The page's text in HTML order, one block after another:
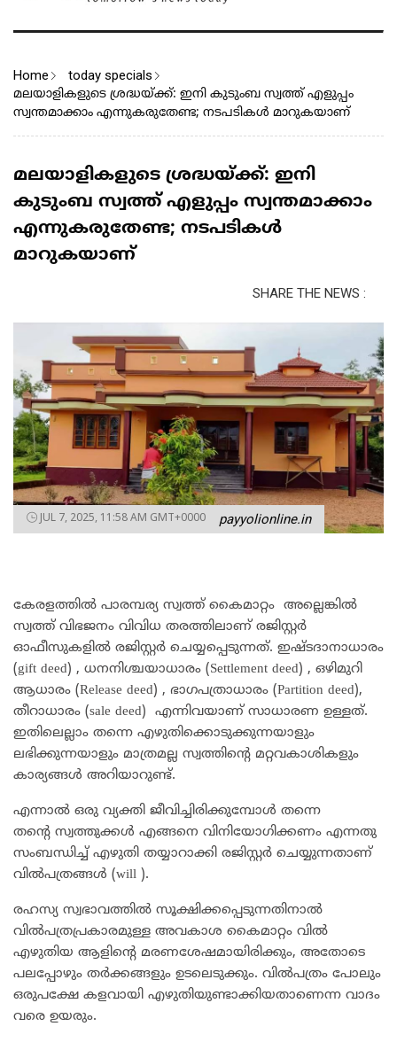
Home today specials
മലയാളികളുടെ ശ്രദ്ധയ്ക്ക്: ഇനി കുടുംബ സ്വത്ത് എളുപ്പം
സ്വന്തമാക്കാം എന്നുകരുതേണ്ട; നടപടികൾ മാറുകയാണ്
മലയാളികളുടെ ശ്രദ്ധയ്ക്ക്: ഇനി
കുടുംബ സ്വത്ത് എളുപ്പം സ്വന്തമാക്കാം
എന്നുകരുതേണ്ട; നടപടികൾ
മാറുകയാണ്
SHARE THE NEWS :
JUL 7, 2025, 11:58 AM GMT+0000 payyolionline.in
കേരളത്തിൽ പാരമ്പര്യ സ്വത്ത് കൈമാറ്റം അല്ലെങ്കിൽ
സ്വത്ത് വിഭജനം വിവിധ തരത്തിലാണ് രജിസ്റ്റർ
ഓഫീസുകളിൽ രജിസ്റ്റർ ചെയ്യപ്പെടുന്നത്. ഇഷ്ടദാനാധാരം
(gift deed) , ധനനിശ്ചയാധാരം (Settlement deed) , ഒഴിമുറി
ആധാരം (Release deed) , ഭാഗപത്രാധാരം (Partition deed),
തീറാധാരം (sale deed) എന്നിവയാണ് സാധാരണ ഉള്ളത്.
ഇതിലെല്ലാം തന്നെ എഴുതിക്കൊടുക്കുന്നയാളും
ലഭിക്കുന്നയാളും മാത്രമല്ല സ്വത്തിൻ്റെ മറ്റവകാശികളും
കാര്യങ്ങൾ അറിയാറുണ്ട്.
എന്നാൽ ഒരു വ്യക്തി ജീവിച്ചിരിക്കുമ്പോൾ തന്നെ
തന്റെ സ്വത്തുക്കൾ എങ്ങനെ വിനിയോഗിക്കണം എന്നതു
സംബന്ധിച്ച് എഴുതി തയ്യാറാക്കി രജിസ്റ്റർ ചെയ്യുന്നതാണ്
വിൽപത്രങ്ങൾ (will ).
രഹസ്യ സ്വഭാവത്തിൽ സൂക്ഷിക്കപ്പെടുന്നതിനാൽ
വിൽപത്രപ്രകാരമുള്ള അവകാശ കൈമാറ്റം വിൽ
എഴുതിയ ആളിൻ്റെ മരണശേഷമായിരിക്കും, അതോടെ
പലപ്പോഴും തർക്കങ്ങളും ഉടലെടുക്കും. വിൽപത്രം പോലും
ഒരുപക്ഷേ കളവായി എഴുതിയുണ്ടാക്കിയതാണെന്ന വാദം
വരെ ഉയരും.